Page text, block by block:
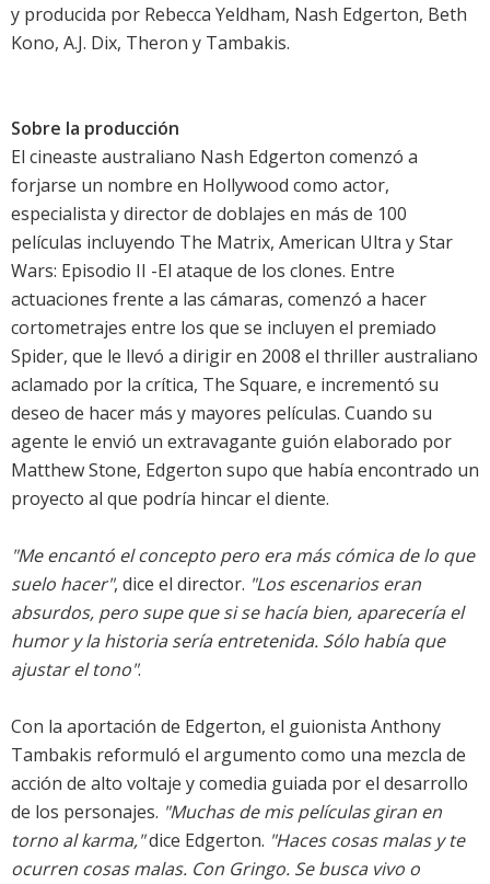
y producida por Rebecca Yeldham, Nash Edgerton, Beth
Kono, A.J. Dix, Theron y Tambakis.
Sobre la producción
El cineaste australiano Nash Edgerton comenzó a
forjarse un nombre en Hollywood como actor,
especialista y director de doblajes en más de 100
películas incluyendo The Matrix, American Ultra y Star
Wars: Episodio II -El ataque de los clones. Entre
actuaciones frente a las cámaras, comenzó a hacer
cortometrajes entre los que se incluyen el premiado
Spider, que le llevó a dirigir en 2008 el thriller australiano
aclamado por la crítica, The Square, e incrementó su
deseo de hacer más y mayores películas. Cuando su
agente le envió un extravagante guión elaborado por
Matthew Stone, Edgerton supo que había encontrado un
proyecto al que podría hincar el diente.
"Me encantó el concepto pero era más cómica de lo que
suelo hacer", dice el director. "Los escenarios eran
absurdos, pero supe que si se hacía bien, aparecería el
humor y la historia sería entretenida. Sólo había que
ajustar el tono".
Con la aportación de Edgerton, el guionista Anthony
Tambakis reformuló el argumento como una mezcla de
acción de alto voltaje y comedia guiada por el desarrollo
de los personajes. "Muchas de mis películas giran en
torno al karma,"dice Edgerton. "Haces cosas malas y te
ocurren cosas malas. Con Gringo. Se busca vivo o